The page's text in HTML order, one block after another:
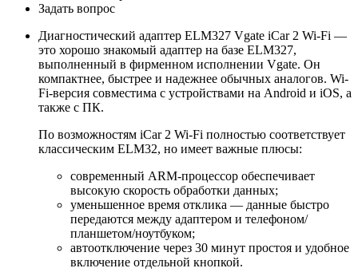
Задать вопрос
Диагностический адаптер ELM327 Vgate iCar 2 Wi-Fi —
это хорошо знакомый адаптер на базе ELM327,
выполненный в фирменном исполнении Vgate. Он
компактнее, быстрее и надежнее обычных аналогов. Wi-
Fi-версия совместима с устройствами на Android и iOS, а
также с ПК.
По возможностям iCar 2 Wi-Fi полностью соответствует
классическим ELM32, но имеет важные плюсы:
современный ARM-процессор обеспечивает
высокую скорость обработки данных;
уменьшенное время отклика — данные быстро
передаются между адаптером и телефоном/
планшетом/ноутбуком;
автоотключение через 30 минут простоя и удобное
включение отдельной кнопкой.